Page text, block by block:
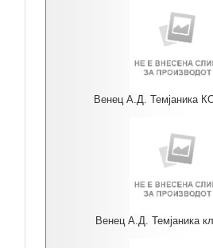
Венец А.Д. Темјаника
Венец А.Д. Темјаника